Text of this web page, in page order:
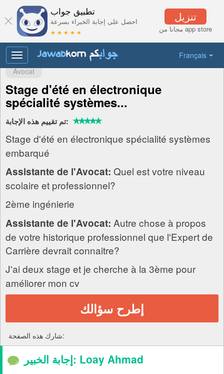
تنزيل
مجانا من app store
تطبيق جواب
احصل على إجابة الخبراء بسرعة
★ ★ ★ ★ ★
Français
Toggle
navigation
Avocat
Stage d'été en électronique
spécialité systèmes...
تم تقييم هذه الإجابة:
Stage d'été en électronique spécialité systèmes
embarqué
Assistante de l'Avocat: Quel est votre niveau
scolaire et professionnel?
2ème ingénierie
Assistante de l'Avocat: Autre chose à propos
de votre historique professionnel que l'Expert de
Carrière devrait connaitre?
J'ai deux stage et je cherche à la 3ème pour
améliorer mon cv
إطرح سؤالك
شارك هذه الصفحة:
إجابة الخبير: Loay Ahmad